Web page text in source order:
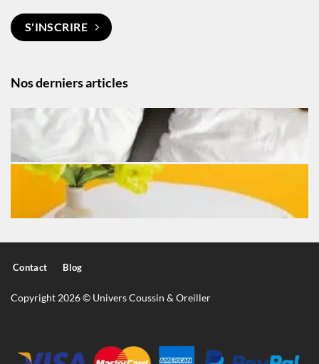
Nos derniers articles
S'INSCRIRE
Contact Blog
Copyright 2026 © Univers Coussin & Oreiller